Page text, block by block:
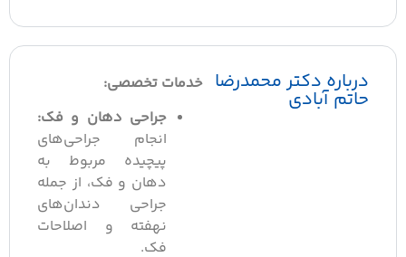
درباره دکتر محمدرضا
حاتم آبادی
خدمات تخصصی:
جراحی دهان و فک:
انجام جراحی‌های
پیچیده مربوط به
دهان و فک، از جمله
جراحی دندان‌های
نهفته و اصلاحات